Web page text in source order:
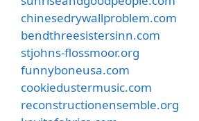
chinesedrywallproblem.com
bendthreesistersinn.com
stjohns-flossmoor.org
funnyboneusa.com
cookiedustermusic.com
reconstructionensemble.org